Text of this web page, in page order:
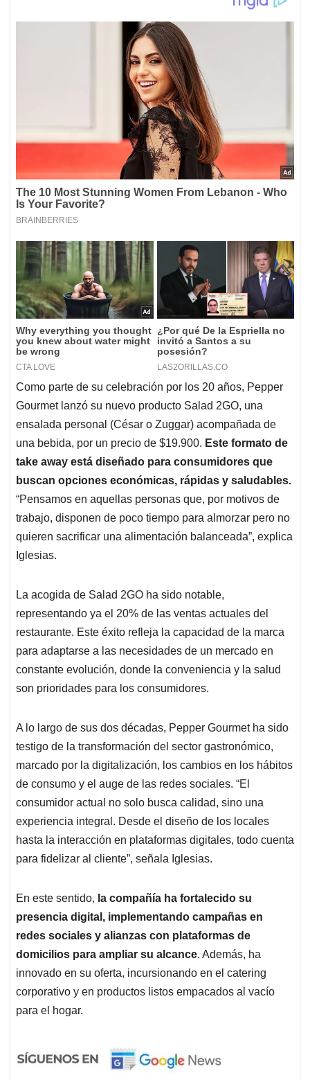
Como parte de su celebración por los 20 años, Pepper
Gourmet lanzó su nuevo producto Salad 2GO, una
ensalada personal (César o Zuggar) acompañada de
una bebida, por un precio de $19.900. Este formato de
take away está diseñado para consumidores que
buscan opciones económicas, rápidas y saludables.
“Pensamos en aquellas personas que, por motivos de
trabajo, disponen de poco tiempo para almorzar pero no
quieren sacrificar una alimentación balanceada”, explica
Iglesias.
La acogida de Salad 2GO ha sido notable,
representando ya el 20% de las ventas actuales del
restaurante. Este éxito refleja la capacidad de la marca
para adaptarse a las necesidades de un mercado en
constante evolución, donde la conveniencia y la salud
son prioridades para los consumidores.
A lo largo de sus dos décadas, Pepper Gourmet ha sido
testigo de la transformación del sector gastronómico,
marcado por la digitalización, los cambios en los hábitos
de consumo y el auge de las redes sociales. “El
consumidor actual no solo busca calidad, sino una
experiencia integral. Desde el diseño de los locales
hasta la interacción en plataformas digitales, todo cuenta
para fidelizar al cliente”, señala Iglesias.
En este sentido, la compañía ha fortalecido su
presencia digital, implementando campañas en
redes sociales y alianzas con plataformas de
domicilios para ampliar su alcance. Además, ha
innovado en su oferta, incursionando en el catering
corporativo y en productos listos empacados al vacío
para el hogar.